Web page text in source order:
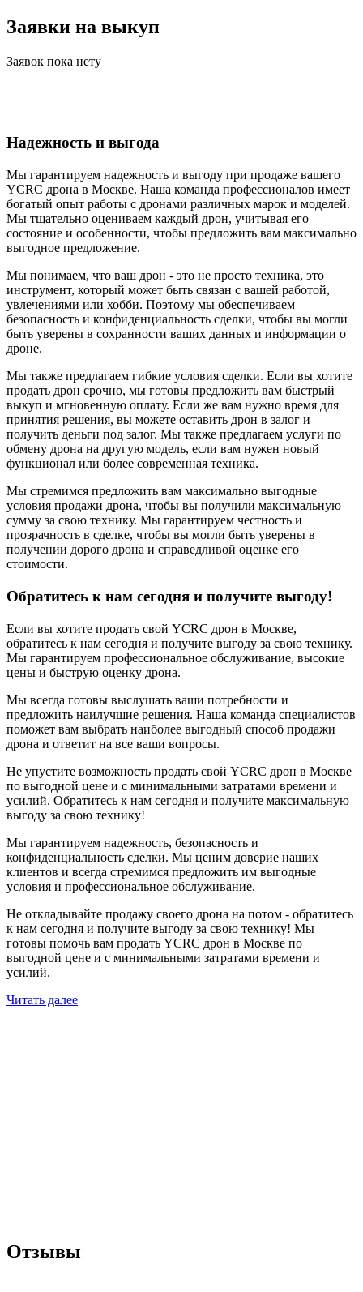
Заявки на выкуп
Заявок пока нету
Надежность и выгода
Мы гарантируем надежность и выгоду при продаже вашего
YCRC дрона в Москве. Наша команда профессионалов имеет
богатый опыт работы с дронами различных марок и моделей.
Мы тщательно оцениваем каждый дрон, учитывая его
состояние и особенности, чтобы предложить вам максимально
выгодное предложение.
Мы понимаем, что ваш дрон - это не просто техника, это
инструмент, который может быть связан с вашей работой,
увлечениями или хобби. Поэтому мы обеспечиваем
безопасность и конфиденциальность сделки, чтобы вы могли
быть уверены в сохранности ваших данных и информации о
дроне.
Мы также предлагаем гибкие условия сделки. Если вы хотите
продать дрон срочно, мы готовы предложить вам быстрый
выкуп и мгновенную оплату. Если же вам нужно время для
принятия решения, вы можете оставить дрон в залог и
получить деньги под залог. Мы также предлагаем услуги по
обмену дрона на другую модель, если вам нужен новый
функционал или более современная техника.
Мы стремимся предложить вам максимально выгодные
условия продажи дрона, чтобы вы получили максимальную
сумму за свою технику. Мы гарантируем честность и
прозрачность в сделке, чтобы вы могли быть уверены в
получении дорого дрона и справедливой оценке его
стоимости.
Обратитесь к нам сегодня и получите выгоду!
Если вы хотите продать свой YCRC дрон в Москве,
обратитесь к нам сегодня и получите выгоду за свою технику.
Мы гарантируем профессиональное обслуживание, высокие
цены и быструю оценку дрона.
Мы всегда готовы выслушать ваши потребности и
предложить наилучшие решения. Наша команда специалистов
поможет вам выбрать наиболее выгодный способ продажи
дрона и ответит на все ваши вопросы.
Не упустите возможность продать свой YCRC дрон в Москве
по выгодной цене и с минимальными затратами времени и
усилий. Обратитесь к нам сегодня и получите максимальную
выгоду за свою технику!
Мы гарантируем надежность, безопасность и
конфиденциальность сделки. Мы ценим доверие наших
клиентов и всегда стремимся предложить им выгодные
условия и профессиональное обслуживание.
Не откладывайте продажу своего дрона на потом - обратитесь
к нам сегодня и получите выгоду за свою технику! Мы
готовы помочь вам продать YCRC дрон в Москве по
выгодной цене и с минимальными затратами времени и
усилий.
Читать далее
Отзывы